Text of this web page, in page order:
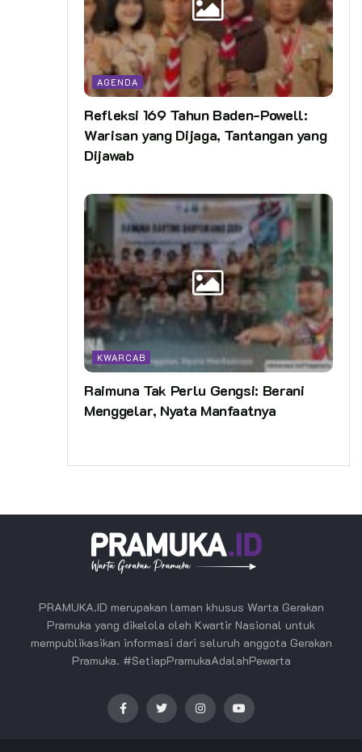
AGENDA
Refleksi 169 Tahun Baden-Powell:
Warisan yang Dijaga, Tantangan yang
Dijawab
KWARCAB
Raimuna Tak Perlu Gengsi: Berani
Menggelar, Nyata Manfaatnya
PRAMUKA.ID merupakan laman khusus Warta Gerakan
Pramuka yang dikelola oleh Kwartir Nasional untuk
mempublikasikan informasi dari seluruh anggota Gerakan
Pramuka. #SetiapPramukaAdalahPewarta